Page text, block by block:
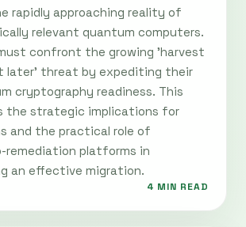
rapidly approaching reality of
relevant quantum computers.
confront the growing 'harvest
later' threat by expediting their
cryptography readiness. This
the strategic implications for
and the practical role of
remediation platforms in
an effective migration.
4 MIN READ